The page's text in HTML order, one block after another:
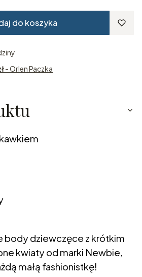
do koszyka
- Orlen Paczka
body dziewczęce z krótkim
kwiaty od marki Newbie,
małą fashionistkę!